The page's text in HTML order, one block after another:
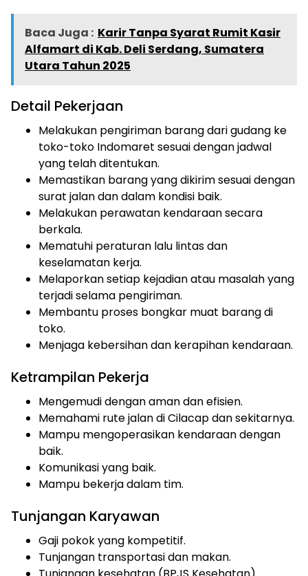
Baca Juga : Karir Tanpa Syarat Rumit Kasir
Alfamart di Kab. Deli Serdang, Sumatera
Utara Tahun 2025
Detail Pekerjaan
Melakukan pengiriman barang dari gudang ke
toko-toko Indomaret sesuai dengan jadwal
yang telah ditentukan.
Memastikan barang yang dikirim sesuai dengan
surat jalan dan dalam kondisi baik.
Melakukan perawatan kendaraan secara
berkala.
Mematuhi peraturan lalu lintas dan
keselamatan kerja.
Melaporkan setiap kejadian atau masalah yang
terjadi selama pengiriman.
Membantu proses bongkar muat barang di
toko.
Menjaga kebersihan dan kerapihan kendaraan.
Ketrampilan Pekerja
Mengemudi dengan aman dan efisien.
Memahami rute jalan di Cilacap dan sekitarnya.
Mampu mengoperasikan kendaraan dengan
baik.
Komunikasi yang baik.
Mampu bekerja dalam tim.
Tunjangan Karyawan
Gaji pokok yang kompetitif.
Tunjangan transportasi dan makan.